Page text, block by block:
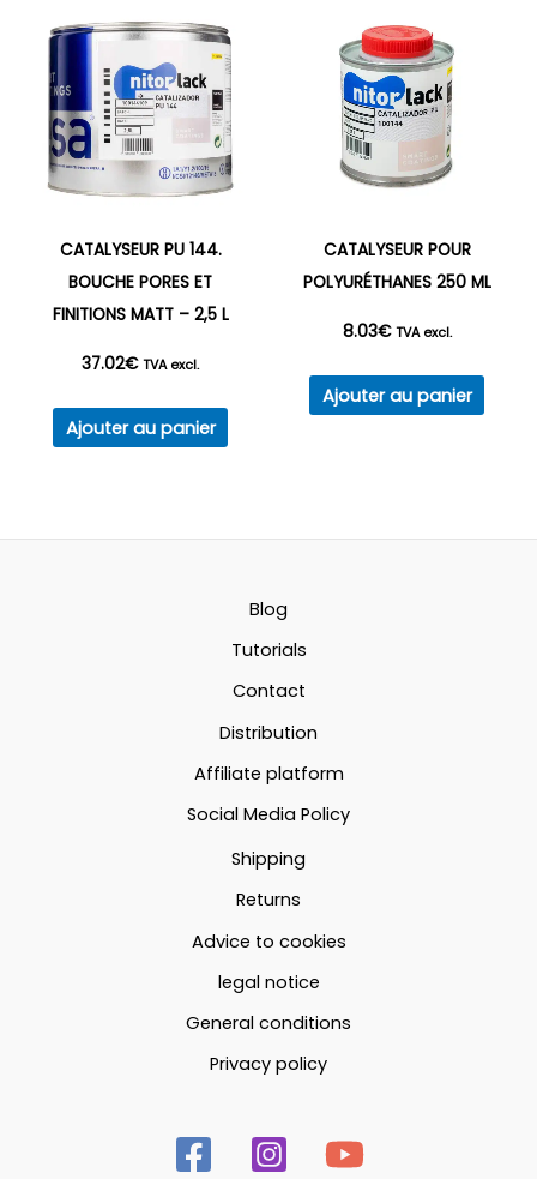
peuvent
être
choisies
sur
la
page
produit
CATALYSEUR PU 144.
BOUCHE PORES ET
FINITIONS MATT – 2,5 L
37.02€ TVA excl.
Ajouter au panier
CATALYSEUR POUR
POLYURÉTHANES 250 ML
8.03€ TVA excl.
Ajouter au panier
Blog
Tutorials
Contact
Distribution
Affiliate platform
Social Media Policy
Shipping
Returns
Advice to cookies
legal notice
General conditions
Privacy policy